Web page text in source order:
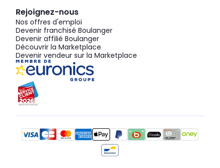
Rejoignez-nous
Nos offres d'emploi
Devenir franchisé Boulanger
Devenir affilié Boulanger
Découvrir la Marketplace
Devenir vendeur sur la Marketplace